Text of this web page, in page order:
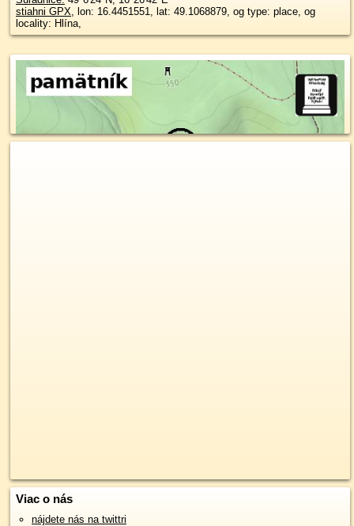
stiahni GPX, lon: 16.4451551, lat: 49.1068879, og type: place, og
locality: Hlína,
Viac o nás
nájdete nás na twittri